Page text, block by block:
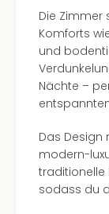
Die
Komforts
und
Nächte –
Das
modern-
traditionelle
sodass du